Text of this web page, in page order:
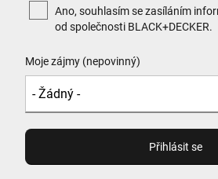
Elektrické nářadí,
nářadí
Najít trasu
ALZA Prodejna
Milady Horákové
Ano, souhlasím se zasíláním
od společnosti BLACK+DECKER.
Moje zájmy (nepovinný)